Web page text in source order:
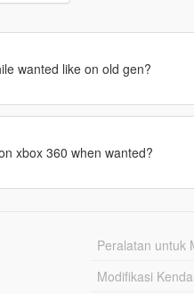
wanted like on old gen?
xbox 360 when wanted?
Peralatan untuk
Modifikasi